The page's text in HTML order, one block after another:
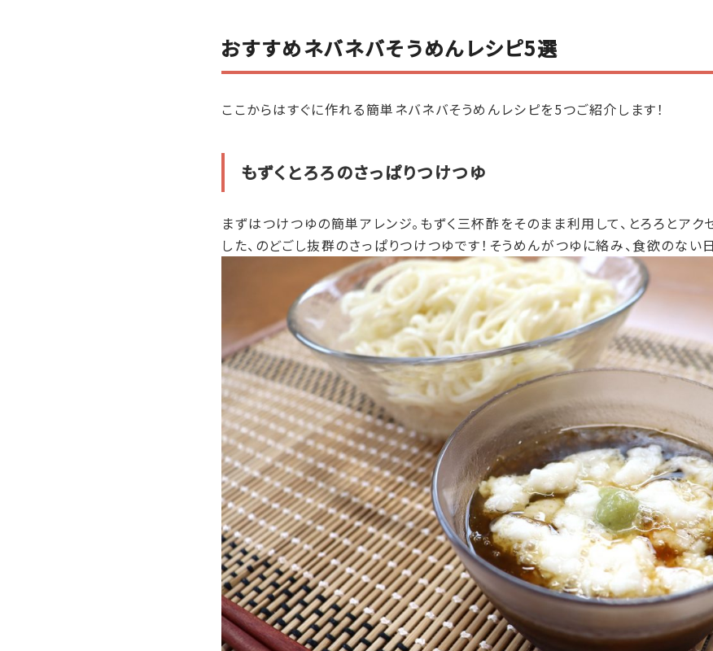
おすすめネバネバそうめんレシピ5選
ここからはすぐに作れる簡単ネバネバそうめんレシピを5つご紹介します！
もずくとろろのさっぱりつけつゆ
まずはつけつゆの簡単アレンジ。もずく三杯酢をそのまま利用して、とろろとアク
した、のどごし抜群のさっぱりつけつゆです！そうめんがつゆに絡み、食欲のない